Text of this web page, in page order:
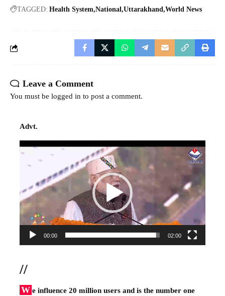
TAGGED: Health System National Uttarakhand World News
Leave a Comment
You must be logged in to post a comment.
Advt.
Video
00:00 02:00
//
W e influence 20 million users and is the number one